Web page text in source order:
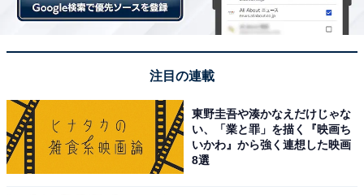
注目の連載
東野圭吾や湊かなえだけじゃな
い、「業と罪」を描く『映画ち
いかわ』から強く連想した映画
8選